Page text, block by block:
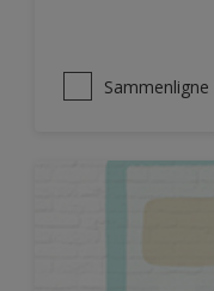
Sammenligne